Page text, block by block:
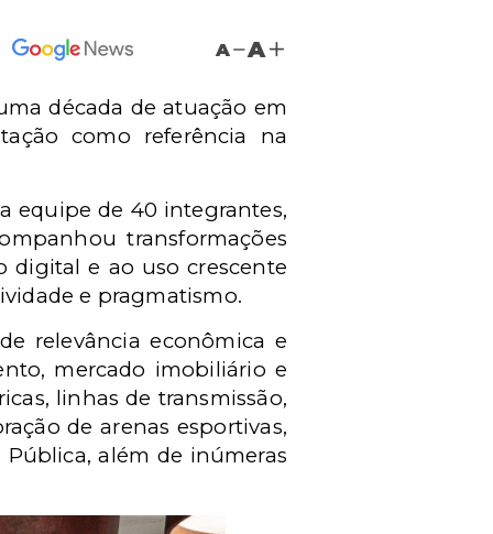
A A
década de atuação em
como referência na
equipe de 40 integrantes,
transformações
digital e ao uso crescente
e pragmatismo.
relevância econômica e
mercado imobiliário e
linhas de transmissão,
de arenas esportivas,
além de inúmeras